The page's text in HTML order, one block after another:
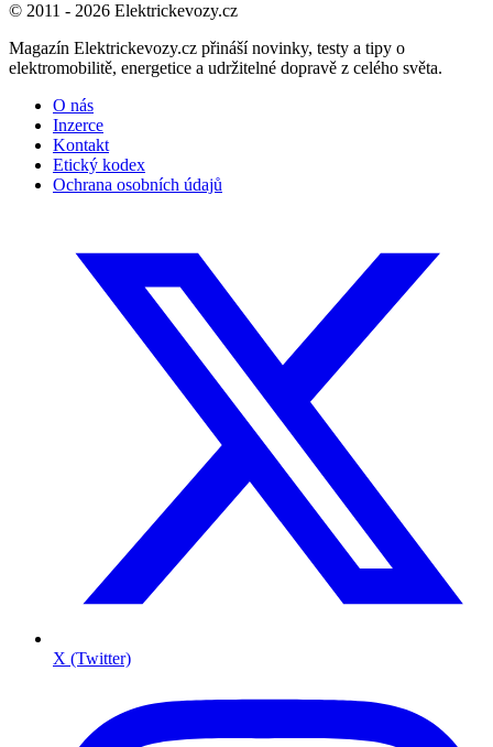
© 2011 - 2026 Elektrickevozy.cz
Magazín Elektrickevozy.cz přináší novinky, testy a tipy o
elektromobilitě, energetice a udržitelné dopravě z celého světa.
O nás
Inzerce
Kontakt
Etický kodex
Ochrana osobních údajů
X (Twitter)